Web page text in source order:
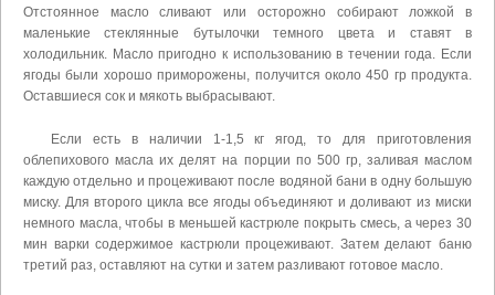
Отстоянное масло сливают или осторожно собирают ложкой в
маленькие стеклянные бутылочки темного цвета и ставят в
холодильник. Масло пригодно к использованию в течении года. Если
ягоды были хорошо приморожены, получится около 450 гр продукта.
Оставшиеся сок и мякоть выбрасывают.
Если есть в наличии 1-1,5 кг ягод, то для приготовления
облепихового масла их делят на порции по 500 гр, заливая маслом
каждую отдельно и процеживают после водяной бани в одну большую
миску. Для второго цикла все ягоды объединяют и доливают из миски
немного масла, чтобы в меньшей кастрюле покрыть смесь, а через 30
мин варки содержимое кастрюли процеживают. Затем делают баню
третий раз, оставляют на сутки и затем разливают готовое масло.